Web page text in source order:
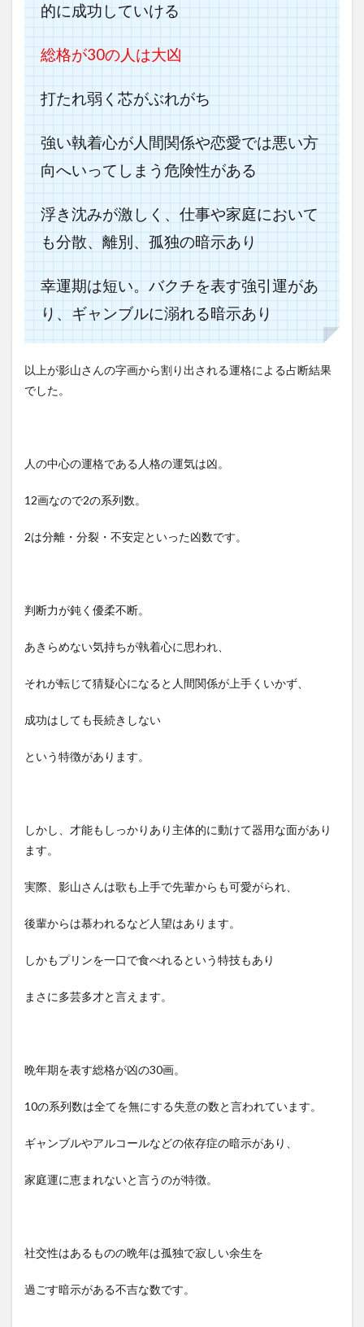
的に成功していける
総格が30の人は大凶
打たれ弱く芯がぶれがち
強い執着心が人間関係や恋愛では悪い方
向へいってしまう危険性がある
浮き沈みが激しく、仕事や家庭において
も分散、離別、孤独の暗示あり
幸運期は短い。バクチを表す強引運があ
り、ギャンブルに溺れる暗示あり
以上が影山さんの字画から割り出される運格による占断結果
でした。
人の中心の運格である人格の運気は凶。
12画なので2の系列数。
2は分離・分裂・不安定といった凶数です。
判断力が鈍く優柔不断。
あきらめない気持ちが執着心に思われ、
それが転じて猜疑心になると人間関係が上手くいかず、
成功はしても長続きしない
という特徴があります。
しかし、才能もしっかりあり主体的に動けて器用な面があり
ます。
実際、影山さんは歌も上手で先輩からも可愛がられ、
後輩からは慕われるなど人望はあります。
しかもプリンを一口で食べれるという特技もあり
まさに多芸多才と言えます。
晩年期を表す総格が凶の30画。
10の系列数は全てを無にする失意の数と言われています。
ギャンブルやアルコールなどの依存症の暗示があり、
家庭運に恵まれないと言うのが特徴。
社交性はあるものの晩年は孤独で寂しい余生を
過ごす暗示がある不吉な数です。